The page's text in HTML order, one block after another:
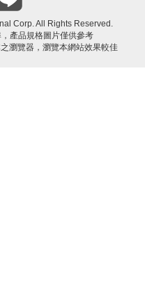
Corp. All Rights Reserved.
產品規格圖片僅供參考
瀏覽器，瀏覽本網站效果較佳